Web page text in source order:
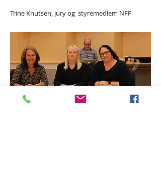
Trine Knutsen, jury og styremedlem NFF